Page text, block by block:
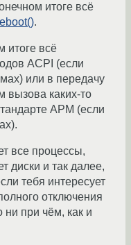
итоге всё
.
итоге всё
ACPI (если
или в передачу
вызова каких-то
APM (если
все процессы,
диски и так далее,
тебя интересует
отключения
ни при чём, как и